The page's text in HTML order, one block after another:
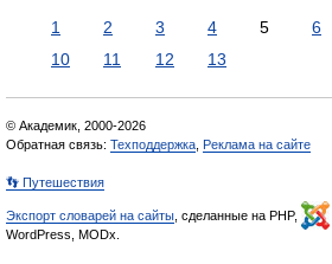
1 2 3 4 5 6
10
11 12 13
© Академик, 2000-2026
Обратная связь: Техподдержка Реклама на сайте
👣 Путешествия
Экспорт словарей на сайты , сделанные на PHP,
WordPress, MODx.